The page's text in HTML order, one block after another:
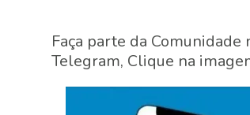
Faça parte da Comunidade
Telegram, Clique na